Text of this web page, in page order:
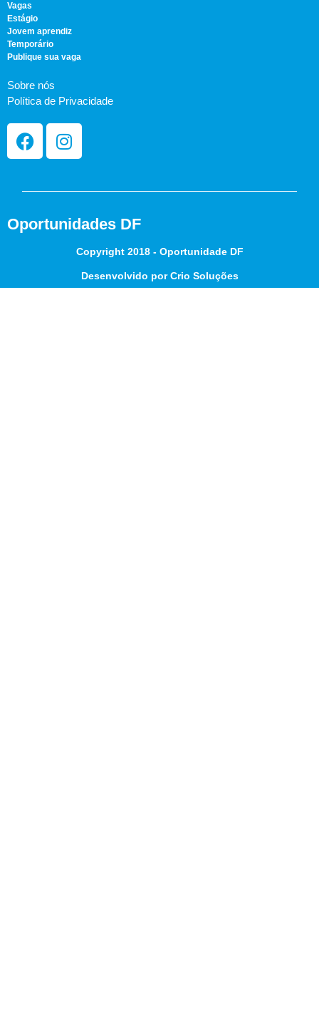
Vagas
Estágio
Jovem aprendiz
Temporário
Publique sua vaga
Sobre nós
Política de Privacidade
Oportunidades DF
Copyright 2018 - Oportunidade DF
Desenvolvido por Crio Soluções